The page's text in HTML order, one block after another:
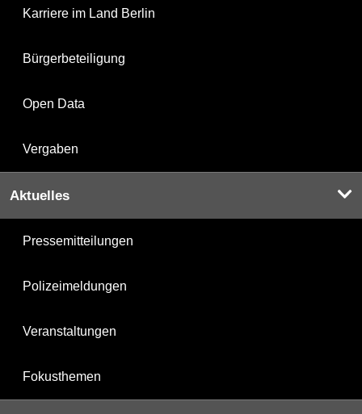
Karriere im Land Berlin
Bürgerbeteiligung
Open Data
Vergaben
Aktuelles
Pressemitteilungen
Polizeimeldungen
Veranstaltungen
Fokusthemen